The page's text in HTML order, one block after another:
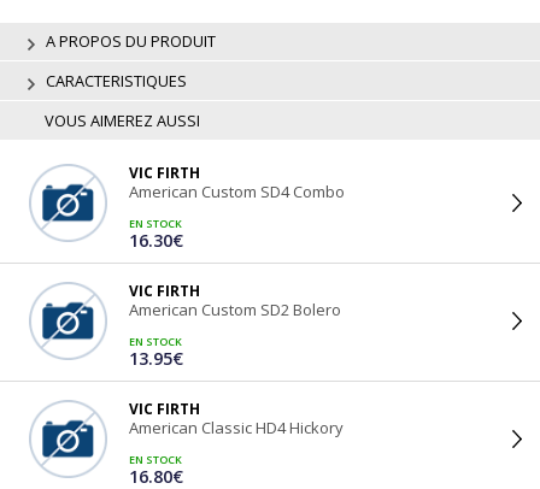
A PROPOS DU PRODUIT
CARACTERISTIQUES
VOUS AIMEREZ AUSSI
VIC FIRTH
American Custom SD4 Combo
EN STOCK
16.30€
VIC FIRTH
American Custom SD2 Bolero
EN STOCK
13.95€
VIC FIRTH
American Classic HD4 Hickory
EN STOCK
16.80€